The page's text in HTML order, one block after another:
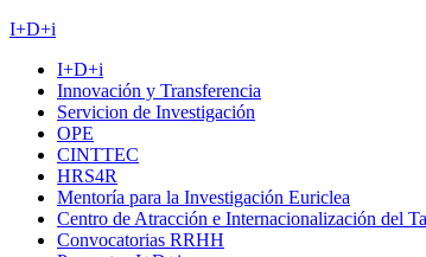
I+D+i
I+D+i
Innovación y Transferencia
Servicion de Investigación
OPE
CINTTEC
HRS4R
Mentoría para la Investigación Euriclea
Centro de Atracción e Internacionalización del
Convocatorias RRHH